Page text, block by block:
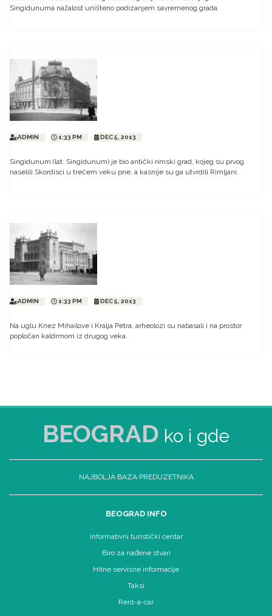
Singidunuma nažalost uništeno podizanjem savremenog grada.
ADMIN 1:33 PM DEC 5, 2013
Singidunum (lat. Singidunum) je bio antički rimski grad, kojeg su prvog
naselili Skordisci u trećem veku pne, a kasnije su ga utvrdili Rimljani.
ADMIN 1:33 PM DEC 5, 2013
Na uglu Knez Mihailove i Kralja Petra, arheolozi su nabasali i na prostor
popločan kaldrmom iz drugog veka.
BEOGRAD ko i gde
NAJBOLJA BAZA PREDUZETNIKA
BEOGRAD INFO
Informativni turistički centar
Biro za nađene stvari
Hitne servisne informacije
Taksi
Rent-a-car